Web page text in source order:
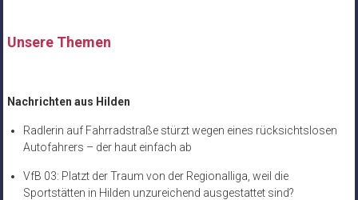
Unsere Themen
Nachrichten aus Hilden
Radlerin auf Fahrradstraße stürzt wegen eines rücksichtslosen
Autofahrers – der haut einfach ab
VfB 03: Platzt der Traum von der Regionalliga, weil die
Sportstätten in Hilden unzureichend ausgestattet sind?